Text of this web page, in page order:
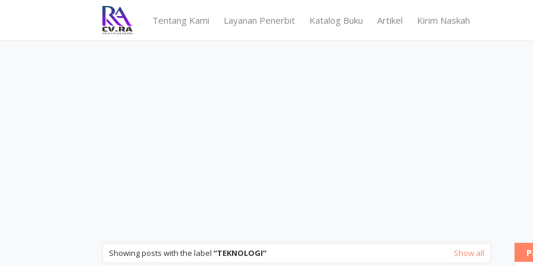
Tentang Kami Layanan Penerbit Katalog Buku Artikel Kirim Naskah
Showing posts with the label TEKNOLOGI Show all